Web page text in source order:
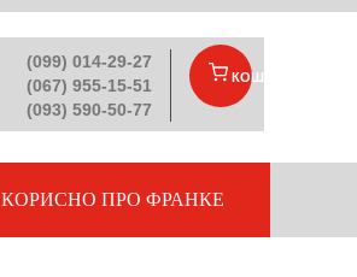
(099) 014-29-27
(067) 955-15-51
(093) 590-50-77
КОШИК
КОРИСНО ПРО ФРАНКЕ